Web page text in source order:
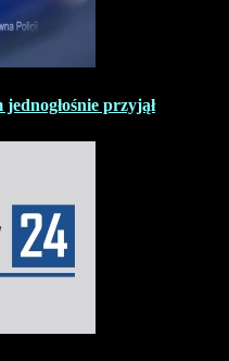
przyjął